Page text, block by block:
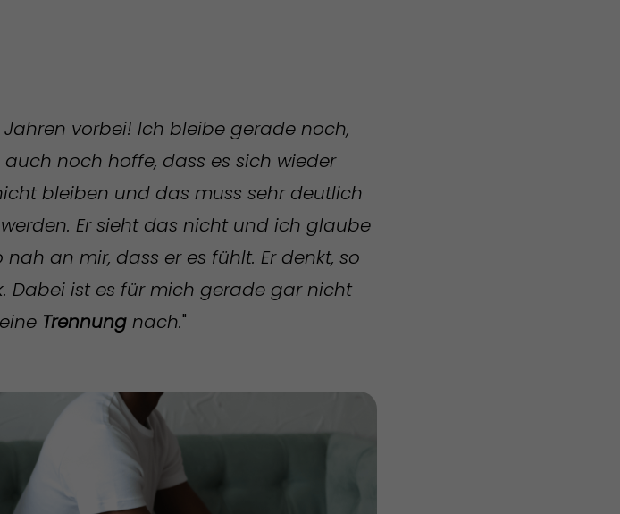
vorbei! Ich bleibe gerade noch,
noch hoffe, dass es sich wieder
bleiben und das muss sehr deutlich
Er sieht das nicht und ich glaube
an mir, dass er es fühlt. Er denkt, so
Dabei ist es für mich gerade gar nicht
Trennung nach."